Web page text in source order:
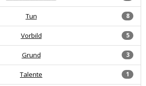
8
Tun
5
Vorbild
3
Grund
1
Talente